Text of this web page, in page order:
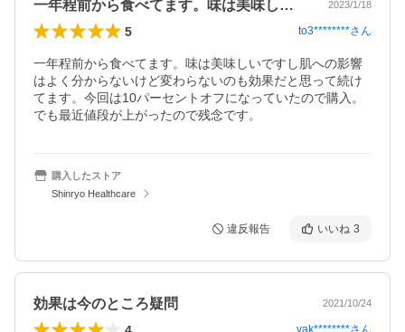
一年程前から食べてます。味は美味しいで… 2023/1/18
5 to3********さん
一年程前から食べてます。味は美味しいですし肌への影響
はよく分からないけど変わらないのも効果だと思って続け
てます。今回は10パーセントオフになっていたので購入。
でも最近値段が上がったので残念です。
購入したストア
Shinryo Healthcare
違反報告 いいね 3
効果は今のところ疑問 2021/10/24
yak********さん